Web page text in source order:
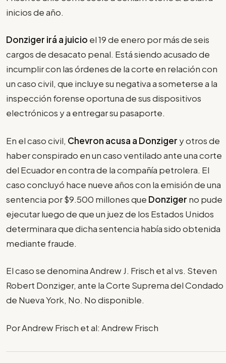
inicios de año.
Donziger irá a juicio el 19 de enero por más de seis
cargos de desacato penal. Está siendo acusado de
incumplir con las órdenes de la corte en relación con
un caso civil, que incluye su negativa a someterse a la
inspección forense oportuna de sus dispositivos
electrónicos y a entregar su pasaporte.
En el caso civil, Chevron acusa a Donziger y otros de
haber conspirado en un caso ventilado ante una corte
del Ecuador en contra de la compañía petrolera. El
caso concluyó hace nueve años con la emisión de una
sentencia por $9.500 millones que Donziger no pude
ejecutar luego de que un juez de los Estados Unidos
determinara que dicha sentencia había sido obtenida
mediante fraude.
El caso se denomina Andrew J. Frisch et al vs. Steven
Robert Donziger, ante la Corte Suprema del Condado
de Nueva York, No. No disponible.
Por Andrew Frisch et al: Andrew Frisch